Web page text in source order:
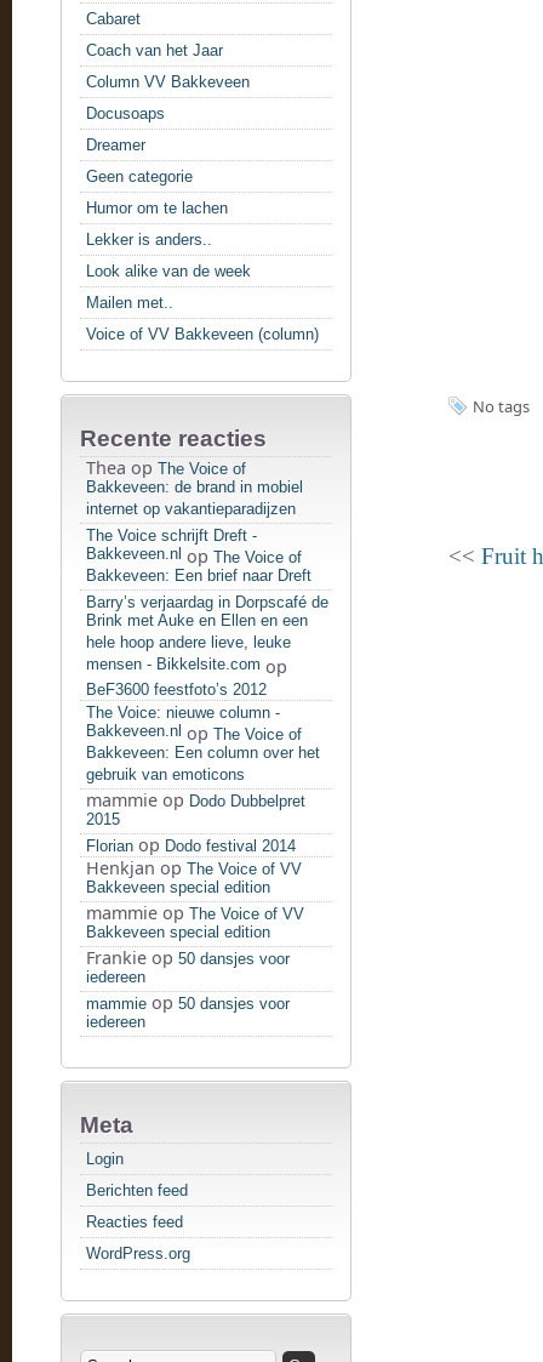
Cabaret
Coach van het Jaar
Column VV Bakkeveen
Docusoaps
Dreamer
Geen categorie
Humor om te lachen
Lekker is anders..
Look alike van de week
Mailen met..
Voice of VV Bakkeveen (column)
Recente reacties
Thea op The Voice of
Bakkeveen: de brand in mobiel
internet op vakantieparadijzen
The Voice schrijft Dreft -
Bakkeveen.nl op The Voice of
Bakkeveen: Een brief naar Dreft
Barry’s verjaardag in Dorpscafé de
Brink met Auke en Ellen en een
hele hoop andere lieve, leuke
mensen - Bikkelsite.com op
BeF3600 feestfoto’s 2012
The Voice: nieuwe column -
Bakkeveen.nl op The Voice of
Bakkeveen: Een column over het
gebruik van emoticons
mammie op Dodo Dubbelpret
2015
Florian op Dodo festival 2014
Henkjan op The Voice of VV
Bakkeveen special edition
mammie op The Voice of VV
Bakkeveen special edition
Frankie op 50 dansjes voor
iedereen
mammie op 50 dansjes voor
iedereen
Meta
Login
Berichten feed
Reacties feed
WordPress.org
No tags
<< Fruit